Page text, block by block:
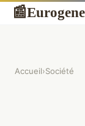
📰
Accueil›Société